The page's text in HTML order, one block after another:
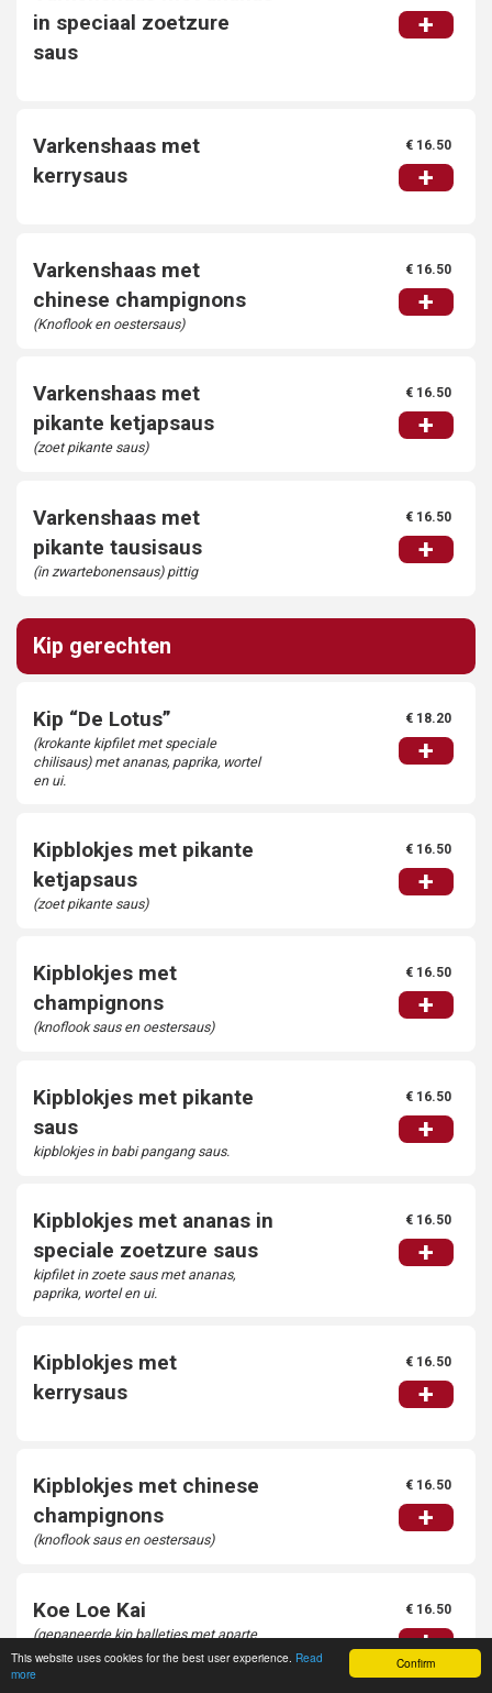
Confirm
This website uses cookies for the best user experience. Read
more
in speciaal zoetzure
saus
+
Varkenshaas met
kerrysaus
€ 16.50
+
Varkenshaas met
chinese champignons
(Knoflook en oestersaus)
€ 16.50
+
Varkenshaas met
pikante ketjapsaus
(zoet pikante saus)
€ 16.50
+
Varkenshaas met
pikante tausisaus
(in zwartebonensaus) pittig
€ 16.50
+
Kip gerechten
Kip “De Lotus”
(krokante kipfilet met speciale
chilisaus) met ananas, paprika, wortel
en ui.
€ 18.20
+
Kipblokjes met pikante
ketjapsaus
(zoet pikante saus)
€ 16.50
+
Kipblokjes met
champignons
(knoflook saus en oestersaus)
€ 16.50
+
Kipblokjes met pikante
saus
kipblokjes in babi pangang saus.
€ 16.50
+
Kipblokjes met ananas in
speciale zoetzure saus
kipfilet in zoete saus met ananas,
paprika, wortel en ui.
€ 16.50
+
Kipblokjes met
kerrysaus
€ 16.50
+
Kipblokjes met chinese
champignons
(knoflook saus en oestersaus)
€ 16.50
+
Koe Loe Kai
(gepaneerde kip balletjes met aparte
zoetzure saus) 16 balletjes
€ 16.50
+